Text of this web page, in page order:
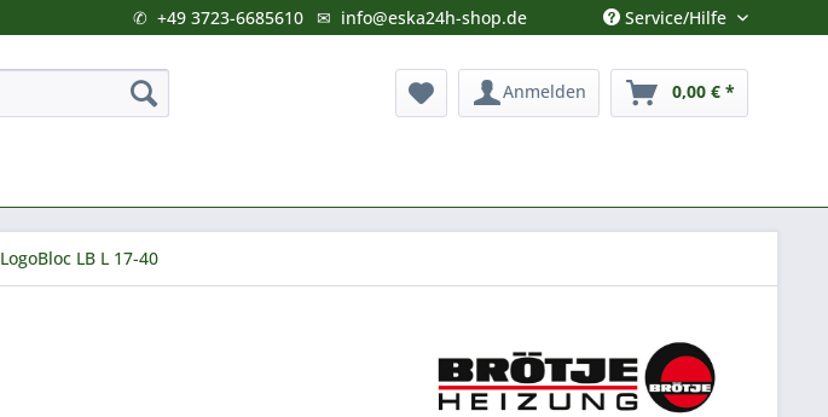
Service/Hilfe
✉ info@eska24h-shop.de
✆ +49 3723-6685610
Anmelden 0,00 € *
LogoBloc LB L 17-40